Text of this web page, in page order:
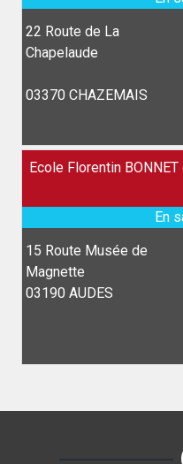
22 Route de La
Chapelaude
03370 CHAZEMAIS
Ecole Florentin BONNET
15 Route Musée de
Magnette
03190 AUDES